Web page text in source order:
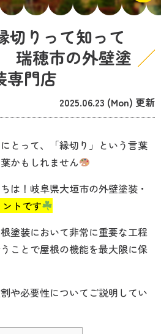
切りって知って
瑞穂市の外壁塗
専門店
2025.06.23 (Mon) 更新
とって、「縁切り」という言葉
かもしれません
は！岐阜県大垣市の外壁塗装・
ントです
塗装において非常に重要な工程
ことで屋根の機能を最大限に保
や必要性についてご説明してい